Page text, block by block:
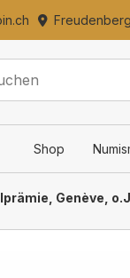
Shop
Genève,